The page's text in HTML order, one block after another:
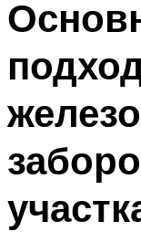
Крыша
Ворота
Меню